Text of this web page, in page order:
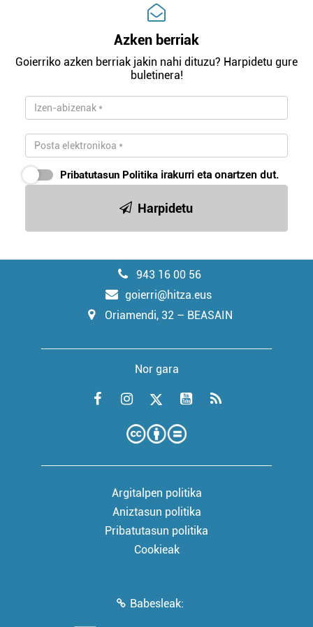
Azken berriak
Goierriko azken berriak jakin nahi dituzu? Harpidetu gure
buletinera!
Pribatutasun Politika irakurri eta onartzen dut.
Harpidetu
943 16 00 56
goierri@hitza.eus
Oriamendi, 32 – BEASAIN
Nor gara
Argitalpen politika
Aniztasun politika
Pribatutasun politika
Cookieak
Babesleak: